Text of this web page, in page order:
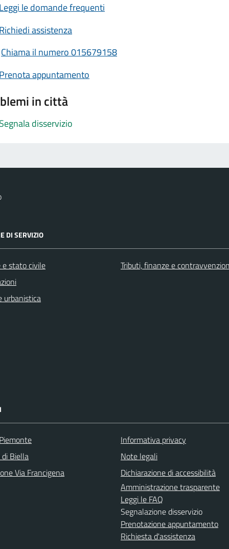
Leggi le domande frequenti
Richiedi assistenza
Chiama il numero 015679158
Prenota appuntamento
in città
Segnala disservizio
DI SERVIZIO
e stato civile
urbanistica
Tributi, finanze e
Biella
Via Francigena
Informativa privacy
Note legali
Dichiarazione di accessibilità
Amministrazione trasparente
Leggi le FAQ
Segnalazione disservizio
Prenotazione appuntamento
Richiesta d'assistenza